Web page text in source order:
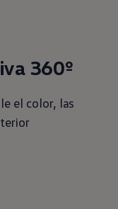
360º
el color, las